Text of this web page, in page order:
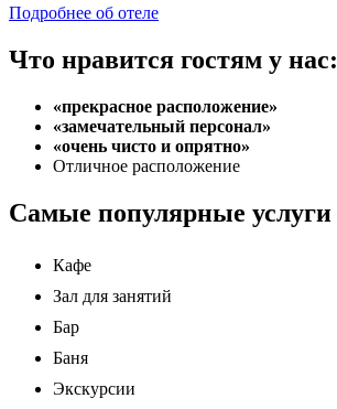
Подробнее об отеле
Что нравится гостям у нас:
«прекрасное расположение»
«замечательный персонал»
«очень чисто и опрятно»
Отличное расположение
Самые популярные услуги
Кафе
Зал для занятий
Бар
Баня
Экскурсии